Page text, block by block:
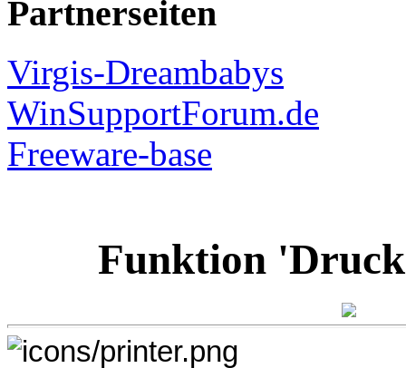
Partnerseiten
Virgis-Dreambabys
WinSupportForum.de
Freeware-base
Funktion